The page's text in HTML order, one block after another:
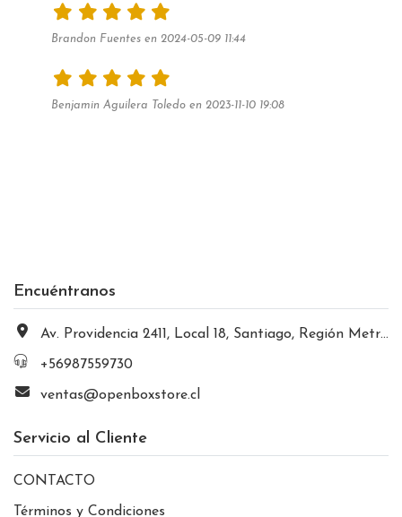
Brandon Fuentes en 2024-05-09 11:44
Benjamin Aguilera Toledo en 2023-11-10 19:08
Encuéntranos
Av. Providencia 2411, Local 18, Santiago, Región Metropolitana, Chile
+56987559730
ventas@openboxstore.cl
Servicio al Cliente
CONTACTO
Términos y Condiciones